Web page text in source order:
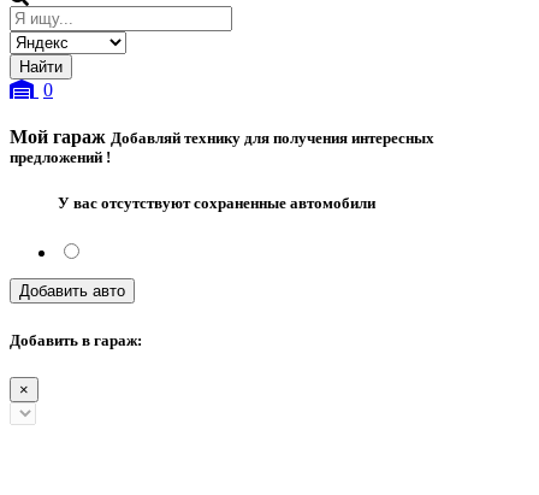
0
Мой гараж Добавляй технику для получения интересных
предложений !
У вас отсутствуют сохраненные автомобили
Добавить авто
Добавить в гараж:
×